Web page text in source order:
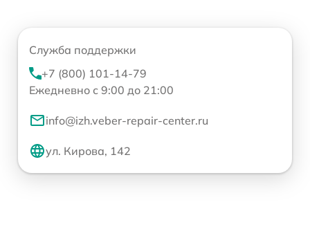
Служба поддержки
+7 (800) 101-14-79
Ежедневно с 9:00 до 21:00
info@izh.veber-repair-center.ru
ул. Кирова, 142